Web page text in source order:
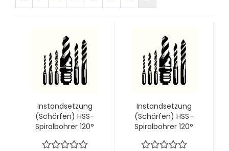
Instandsetzung
(Schärfen) HSS-
Spiralbohrer 120°
Instandsetzung
(Schärfen) HSS-
Spiralbohrer 120°